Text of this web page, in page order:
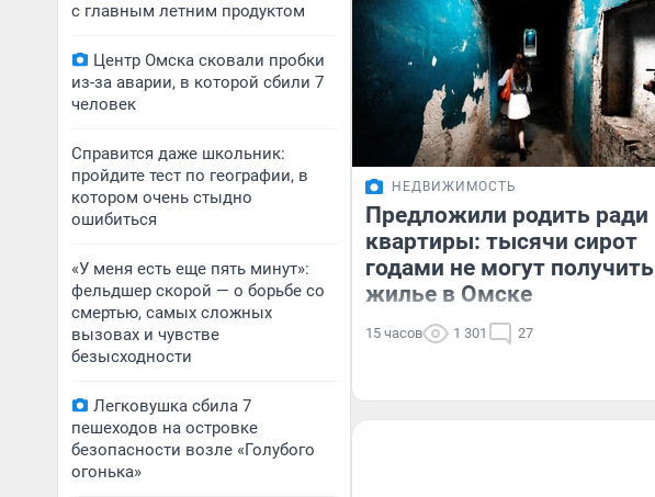
с главным летним продуктом
Центр Омска сковали пробки
из-за аварии, в которой сбили 7
человек
Справится даже школьник:
пройдите тест по географии, в
котором очень стыдно
ошибиться
«У меня есть еще пять минут»:
фельдшер скорой — о борьбе со
смертью, самых сложных
вызовах и чувстве
безысходности
Легковушка сбила 7
пешеходов на островке
безопасности возле «Голубого
огонька»
НЕДВИЖИМОСТЬ
Предложили родить ради
квартиры: тысячи сирот
годами не могут получить
жилье в Омске
15 часов 1 301 27